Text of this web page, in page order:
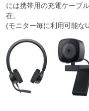
には携帯用の充電ケーブ
在。
(モニター毎に利用可能な